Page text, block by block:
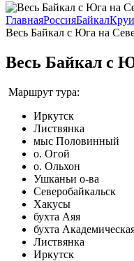
ГлавнаяРоссияБайкал
Весь Байкал с Юга на
Весь Байкал с
Маршрут тура:
Иркутск
Листвянка
мыс Половинный
о. Огой
о. Ольхон
Ушканьи о-ва
Северобайкальск
Хакусы
бухта Аяя
бухта
Листвянка
Иркутск